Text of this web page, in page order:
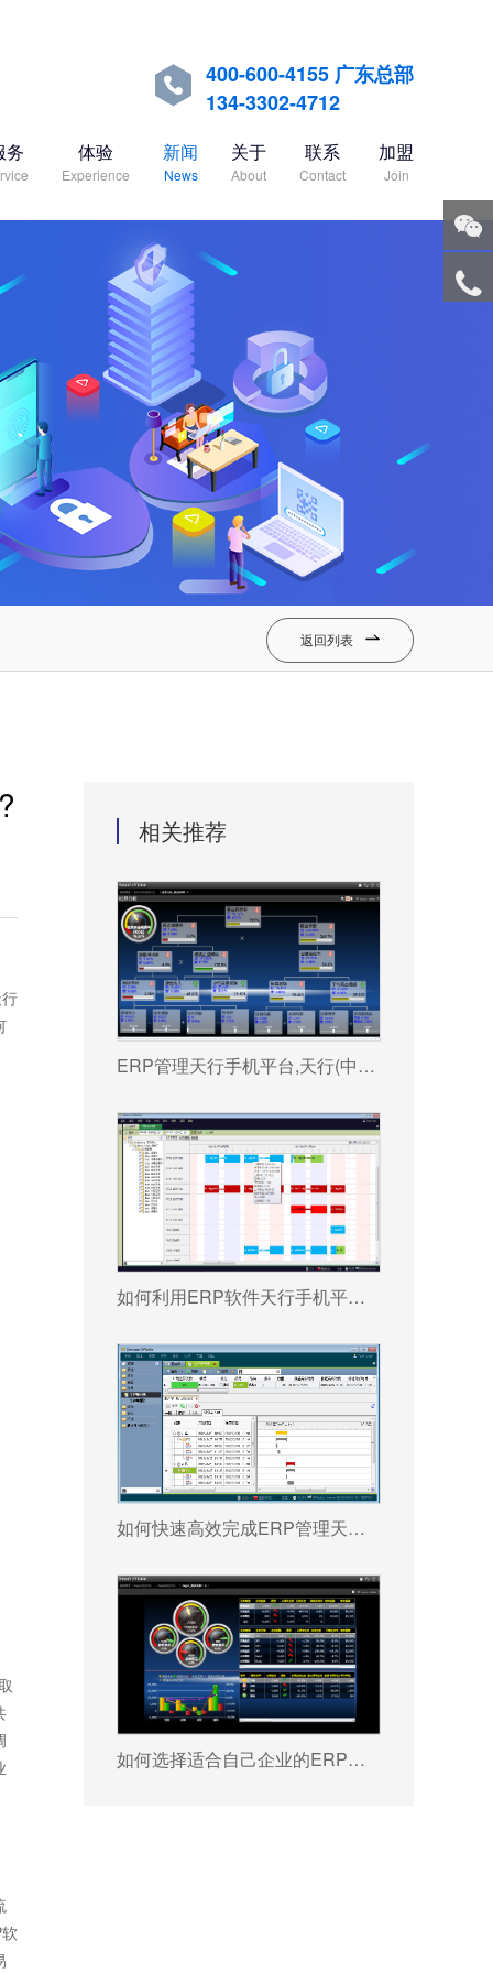

400-600-4155 广东总部
134-3302-4712
务 体验
Experience
新闻
News
关于
About
联系
Contact
加盟
Join
返回列表 
相关推荐
ERP管理天行手机平台,天行(中国) 真能将企业数据转化为可执行决策吗?
如何利用ERP软件天行手机平台,天行(中国) 更好提升企业运营效率?
如何快速高效完成ERP管理天行手机平台,天行(中国) 配置?
如何选择适合自己企业的ERP软件?
微信